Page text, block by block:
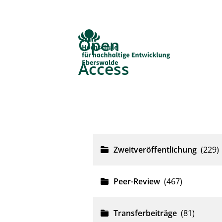
Open
Access
Zweitveröffentlichung (229)
Peer-Review (467)
Transferbeiträge (81)